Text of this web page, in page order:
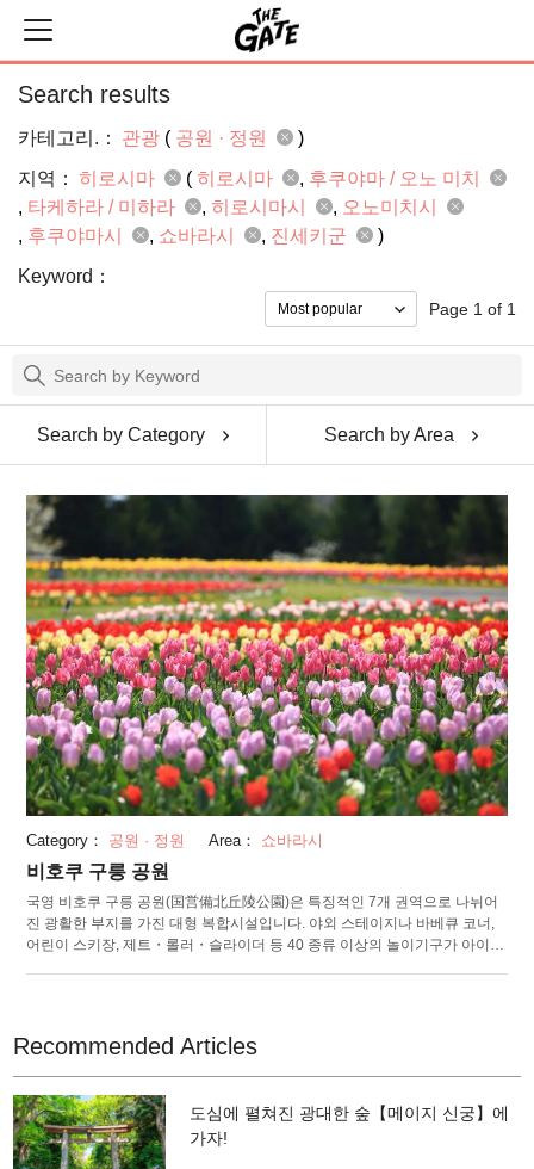
Search results
카테고리.： 관광 ( 공원 · 정원
)
지역： 히로시마 ( 히로시마
후쿠야마 / 오노 미치
타케하라 / 미하라
히로시마시
오노미치시
후쿠야마시
쇼바라시 진세키군
)
Keyword：
Page 1 of 1
Search by Category Search by Area
Category： 공원 · 정원 Area： 쇼바라시
비호쿠 구릉 공원
국영 비호쿠 구릉 공원(国営備北丘陵公園)은 특징적인 7개 권역으로 나뉘어
진 광활한 부지를 가진 대형 복합시설입니다. 야외 스테이지나 바베큐 코너,
어린이 스키장, 제트・롤러・슬라이더 등 40 종류 이상의 놀이기구가 아이들
의 광장(花の広場)"이나 일본 최대급 규모라고 불리는 수선화밭이나 일면에
해바라기밭이 펼쳐진 피크닉 광장이 있는 "미노리노마을(みのりの里)", 캠프
시설도 구비되어 있어 하루 종일 자연 속에서 놀 수 있습니다.
Recommended Articles
도심에 펼쳐진 광대한 숲【메이지 신궁】에
가자!